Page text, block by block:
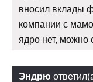
вносил вклады
компании с
ядро нет, можно
Эндрю